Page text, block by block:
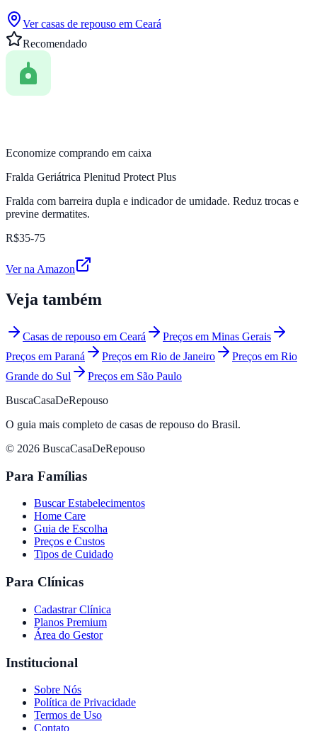
Ver casas de repouso em Ceará
Recomendado
Economize comprando em caixa
Fralda Geriátrica Plenitud Protect Plus
Fralda com barreira dupla e indicador de umidade. Reduz trocas e
previne dermatites.
R$35-75
Ver na Amazon
Veja também
Casas de repouso em Ceará Preços em Minas Gerais
Preços em Paraná Preços em Rio de Janeiro Preços em Rio
Grande do Sul
Preços em São Paulo
BuscaCasaDeRepouso
O guia mais completo de casas de repouso do Brasil.
© 2026 BuscaCasaDeRepouso
Para Famílias
Buscar Estabelecimentos
Home Care
Guia de Escolha
Preços e Custos
Tipos de Cuidado
Para Clínicas
Cadastrar Clínica
Planos Premium
Área do Gestor
Institucional
Sobre Nós
Política de Privacidade
Termos de Uso
Contato